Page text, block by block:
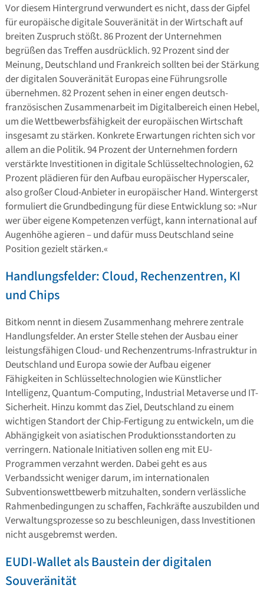
Vor diesem Hintergrund verwundert es nicht, dass der Gipfel
für europäische digitale Souveränität in der Wirtschaft auf
breiten Zuspruch stößt. 86 Prozent der Unternehmen
begrüßen das Treffen ausdrücklich. 92 Prozent sind der
Meinung, Deutschland und Frankreich sollten bei der Stärkung
der digitalen Souveränität Europas eine Führungsrolle
übernehmen. 82 Prozent sehen in einer engen deutsch-
französischen Zusammenarbeit im Digitalbereich einen Hebel,
um die Wettbewerbsfähigkeit der europäischen Wirtschaft
insgesamt zu stärken. Konkrete Erwartungen richten sich vor
allem an die Politik. 94 Prozent der Unternehmen fordern
verstärkte Investitionen in digitale Schlüsseltechnologien, 62
Prozent plädieren für den Aufbau europäischer Hyperscaler,
also großer Cloud-Anbieter in europäischer Hand. Wintergerst
formuliert die Grundbedingung für diese Entwicklung so: »Nur
wer über eigene Kompetenzen verfügt, kann international auf
Augenhöhe agieren – und dafür muss Deutschland seine
Position gezielt stärken.«
Handlungsfelder: Cloud, Rechenzentren, KI
und Chips
Bitkom nennt in diesem Zusammenhang mehrere zentrale
Handlungsfelder. An erster Stelle stehen der Ausbau einer
leistungsfähigen Cloud- und Rechenzentrums-Infrastruktur in
Deutschland und Europa sowie der Aufbau eigener
Fähigkeiten in Schlüsseltechnologien wie Künstlicher
Intelligenz, Quantum-Computing, Industrial Metaverse und IT-
Sicherheit. Hinzu kommt das Ziel, Deutschland zu einem
wichtigen Standort der Chip-Fertigung zu entwickeln, um die
Abhängigkeit von asiatischen Produktionsstandorten zu
verringern. Nationale Initiativen sollen eng mit EU-
Programmen verzahnt werden. Dabei geht es aus
Verbandssicht weniger darum, im internationalen
Subventionswettbewerb mitzuhalten, sondern verlässliche
Rahmenbedingungen zu schaffen, Fachkräfte auszubilden und
Verwaltungsprozesse so zu beschleunigen, dass Investitionen
nicht ausgebremst werden.
EUDI-Wallet als Baustein der digitalen
Souveränität